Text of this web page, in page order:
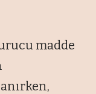
madde